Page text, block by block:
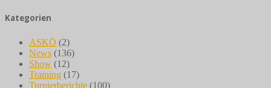
Kategorien
ASKÖ (2)
News (136)
Show (12)
Training (17)
Turnierberichte (100)